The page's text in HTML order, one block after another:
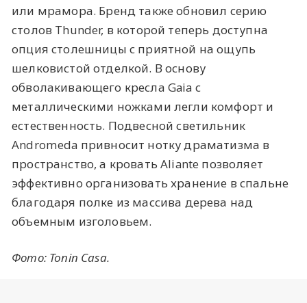
или мрамора. Бренд также обновил серию
столов Thunder, в которой теперь доступна
опция столешницы с приятной на ощупь
шелковистой отделкой. В основу
обволакивающего кресла Gaia с
металлическими ножками легли комфорт и
естественность. Подвесной светильник
Andromeda привносит нотку драматизма в
пространство, а кровать Aliante позволяет
эффективно организовать хранение в спальне
благодаря полке из массива дерева над
объемным изголовьем.
Фото: Tonin Casa.